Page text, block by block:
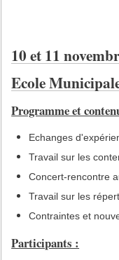
10 et 11
Ecole
Programme et
Echanges
Travail sur les
Concert-rencontre
Travail sur les
Contraintes et
Participants :